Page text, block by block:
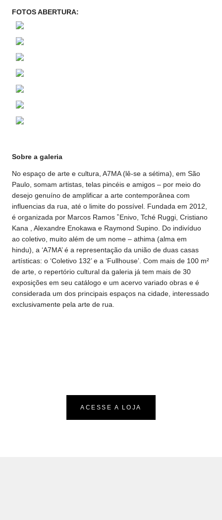
FOTOS ABERTURA:
Sobre a galeria
No espaço de arte e cultura, A7MA (lê-se a sétima), em São
Paulo, somam artistas, telas pincéis e amigos – por meio do
desejo genuíno de amplificar a arte contemporânea com
influencias da rua, até o limite do possível. Fundada em 2012,
é organizada por Marcos Ramos ˚Enivo, Tché Ruggi, Cristiano
Kana , Alexandre Enokawa e Raymond Supino. Do indivíduo
ao coletivo, muito além de um nome – athima (alma em
hindu), a ‘A7MA’ é a representação da união de duas casas
artísticas: o ‘Coletivo 132’ e a ‘Fullhouse’. Com mais de 100 m²
de arte, o repertório cultural da galeria já tem mais de 30
exposições em seu catálogo e um acervo variado obras e é
considerada um dos principais espaços na cidade, interessado
exclusivamente pela arte de rua.
ACESSE A LOJA